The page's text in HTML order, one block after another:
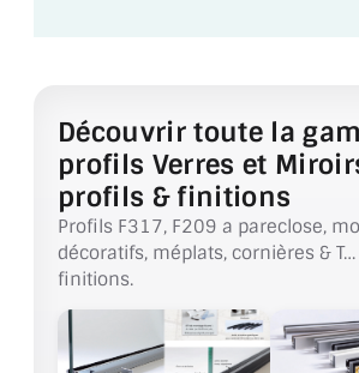
VERRE FEUILLETÉ
VERRE ANTI-REFLET
VERRE LAQUÉ/CRÉDENCE
VERRE FEUILLETÉ/TREMPÉ
DALLE DE SOL EN VERRE
Découvrir toute la
profils Verres et
profils & finitions
Profils F317, F209 a pareclose,
décoratifs, méplats, cornières &
finitions.